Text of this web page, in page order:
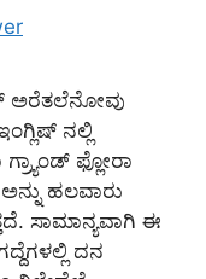
ಅರೆತಲೆನೋವು
ನಲ್ಲಿ
ಫ್ಲೋರಾ
ಹಲವಾರು
ಸಾಮಾನ್ಯವಾಗಿ ಈ
ದನ